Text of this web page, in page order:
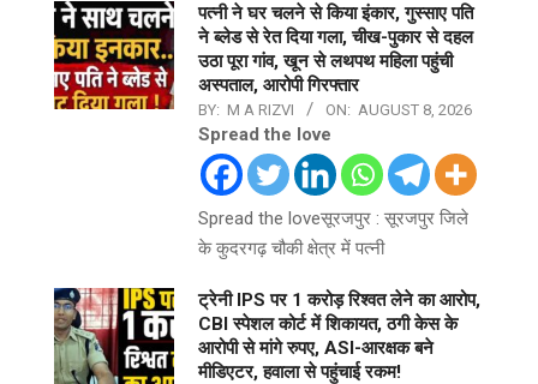
पत्नी ने घर चलने से किया इंकार, गुस्साए पति
ने ब्लेड से रेत दिया गला, चीख-पुकार से दहल
उठा पूरा गांव, खून से लथपथ महिला पहुंची
अस्पताल, आरोपी गिरफ्तार
BY: M A RIZVI ON: AUGUST 8, 2026
Spread the love
Spread the loveसूरजपुर : सूरजपुर जिले
के कुदरगढ़ चौकी क्षेत्र में पत्नी
ट्रेनी IPS पर 1 करोड़ रिश्वत लेने का आरोप,
CBI स्पेशल कोर्ट में शिकायत, ठगी केस के
आरोपी से मांगे रुपए, ASI-आरक्षक बने
मीडिएटर, हवाला से पहुंचाई रकम!